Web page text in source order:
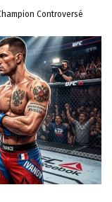
Controversé